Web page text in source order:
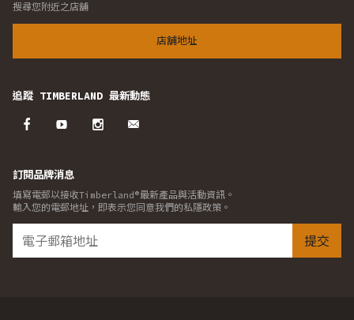
搜尋您附近之店舖
店舖地址
追蹤 TIMBERLAND 最新動態
訂閱品牌消息
填寫電郵以接收Timberland®最新產品與活動資訊。
輸入您的電郵地址，即表示您同意我們的私隱政策。
提交